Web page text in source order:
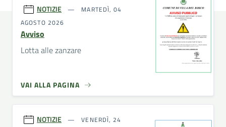
NOTIZIE
MARTEDÌ, 04
AGOSTO 2026
Avviso
Lotta alle zanzare
VAI ALLA PAGINA
NOTIZIE
VENERDÌ, 24